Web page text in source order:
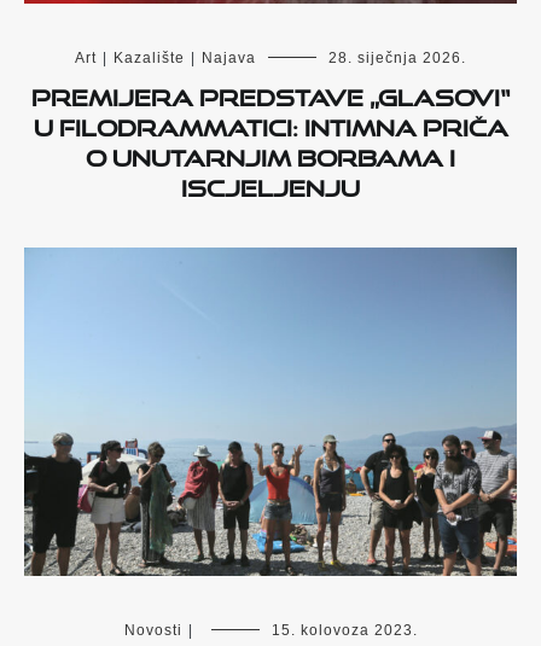
Art Kazalište Najava 28. siječnja 2026.
Premijera predstave „Glasovi“
u Filodrammatici: Intimna priča
o unutarnjim borbama i
iscjeljenju
Novosti 15. kolovoza 2023.